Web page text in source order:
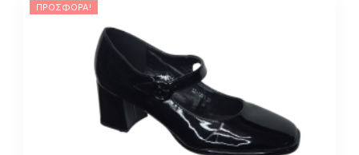
ΠΡΟΣΦΟΡΆ!